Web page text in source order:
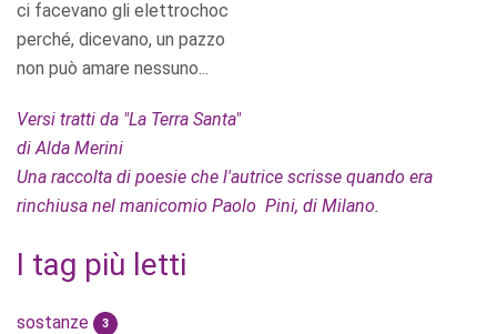
ci facevano gli elettrochoc
perché, dicevano, un pazzo
non può amare nessuno...
Versi tratti da "La Terra Santa"
di Alda Merini
Una raccolta di poesie che l'autrice scrisse quando era
rinchiusa nel manicomio Paolo Pini, di Milano.
I tag più letti
sostanze 3